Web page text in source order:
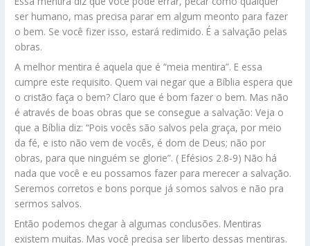
ser humano, mas precisa parar em algum meonto para fazer
o bem. Se você fizer isso, estará redimido. É a salvação pelas
obras.
A melhor mentira é aquela que é “meia mentira”. E essa
cumpre este requisito. Quem vai negar que a Bíblia espera que
o cristão faça o bem? Claro que é bom fazer o bem. Mas não
é através de boas obras que se consegue a salvação: Veja o
que a Bíblia diz: “Pois vocês são salvos pela graça, por meio
da fé, e isto não vem de vocês, é dom de Deus; não por
obras, para que ninguém se glorie”. ( Efésios 2.8-9) Não há
nada que você e eu possamos fazer para merecer a salvação.
Seremos corretos e bons porque já somos salvos e não pra
sermos salvos.
Então podemos chegar à algumas conclusões. Mentiras
existem muitas. Mas você precisa ser liberto dessas mentiras.